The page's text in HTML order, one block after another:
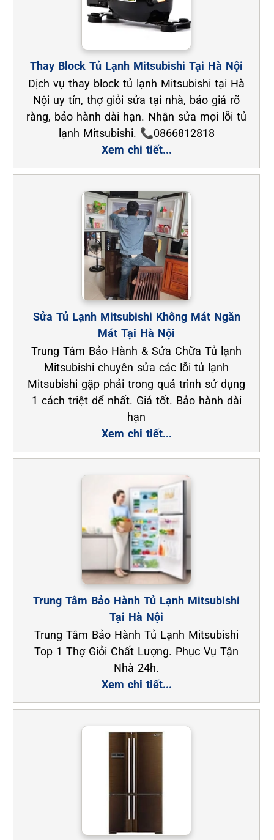
Thay Block Tủ Lạnh Mitsubishi Tại Hà Nội
Dịch vụ thay block tủ lạnh Mitsubishi tại Hà
Nội uy tín, thợ giỏi sửa tại nhà, báo giá rõ
ràng, bảo hành dài hạn. Nhận sửa mọi lỗi tủ
lạnh Mitsubishi. 📞0866812818
Xem chi tiết...
Sửa Tủ Lạnh Mitsubishi Không Mát Ngăn
Mát Tại Hà Nội
Trung Tâm Bảo Hành & Sửa Chữa Tủ lạnh
Mitsubishi chuyên sửa các lỗi tủ lạnh
Mitsubishi gặp phải trong quá trình sử dụng
1 cách triệt dể nhất. Giá tốt. Bảo hành dài
hạn
Xem chi tiết...
Trung Tâm Bảo Hành Tủ Lạnh Mitsubishi
Tại Hà Nội
Trung Tâm Bảo Hành Tủ Lạnh Mitsubishi
Top 1 Thợ Giỏi Chất Lượng. Phục Vụ Tận
Nhà 24h.
Xem chi tiết...